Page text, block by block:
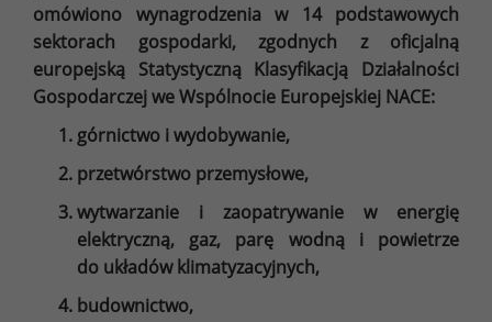
omówiono wynagrodzenia w 14 podstawowych
sektorach gospodarki, zgodnych z oficjalną
europejską Statystyczną Klasyfikacją Działalności
Gospodarczej we Wspólnocie Europejskiej NACE:
górnictwo i wydobywanie,
przetwórstwo przemysłowe,
wytwarzanie i zaopatrywanie w energię
elektryczną, gaz, parę wodną i powietrze
do układów klimatyzacyjnych,
budownictwo,